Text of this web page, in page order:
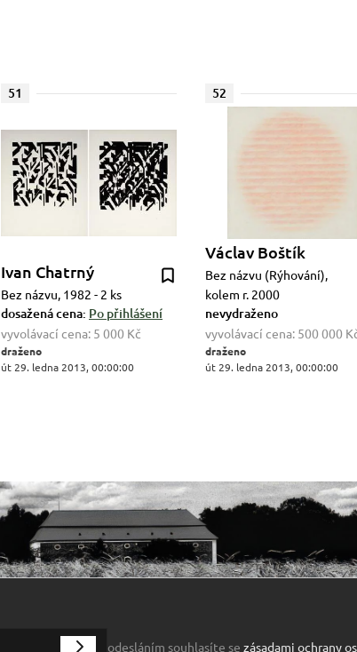
51
Ivan Chatrný
Bez názvu, 1982 - 2 ks
dosažená cena: Po přihlášení
vyvolávací cena: 5 000 Kč
draženo
út 29. ledna 2013, 00:00:00
52
Václav Boštík
Bez názvu (Rýhování),
kolem r. 2000
nevydraženo
vyvolávací cena: 500 000
draženo
út 29. ledna 2013, 00:00:00
odesláním souhlasíte se zásadami ochrany